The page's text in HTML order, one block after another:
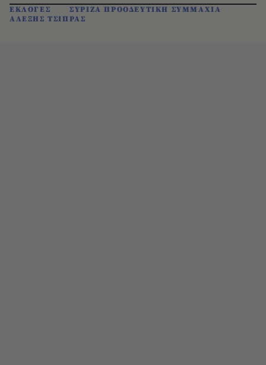
ΕΚΛΟΓΕΣ
ΣΥΡΙΖΑ ΠΡΟΟΔΕΥΤΙΚΗ ΣΥΜΜΑΧΙΑ
ΑΛΕΞΗΣ ΤΣΙΠΡΑΣ